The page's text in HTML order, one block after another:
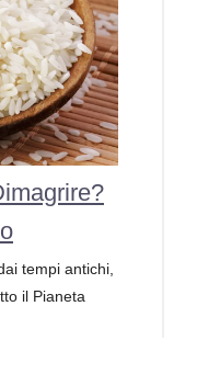
tempi antichi,
il Pianeta